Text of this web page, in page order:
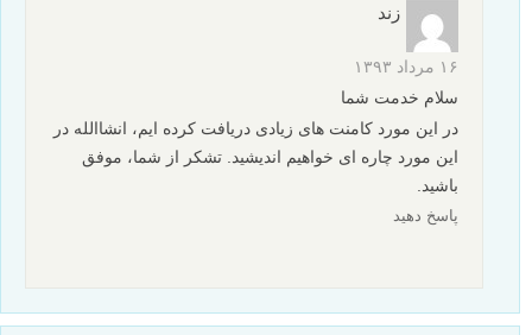
زند
۱۶ مرداد ۱۳۹۳
سلام خدمت شما
در این مورد کامنت های زیادی دریافت کرده ایم، انشاالله در
این مورد چاره ای خواهیم اندیشید. تشکر از شما، موفق
باشید.
پاسخ دهید